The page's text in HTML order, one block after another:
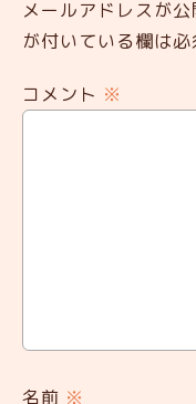
メールアドレスが公
が付いている欄は
コメント ※
名前 ※